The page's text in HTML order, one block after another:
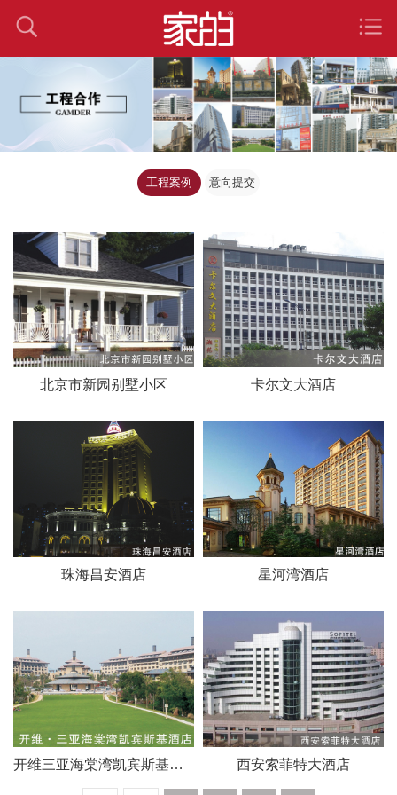
工程案例 意向提交
北京市新园别墅小区 卡尔文大酒店
珠海昌安酒店 星河湾酒店
开维三亚海棠湾凯宾斯基酒店 西安索菲特大酒店